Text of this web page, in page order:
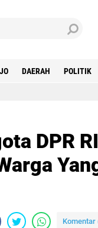
DAERAH POLITIK
DPR RI
Komentar